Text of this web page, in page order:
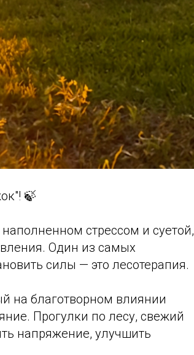
🍃
стрессом и суетой,
Один из самых
силы — это лесотерапия.
на благотворном влиянии
Прогулки по лесу, свежий
напряжение, улучшить